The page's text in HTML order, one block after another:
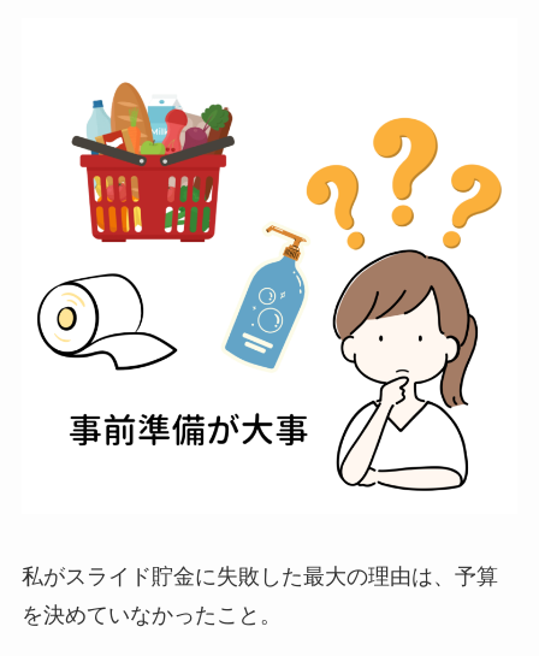
私がスライド貯金に失敗した最大の理由は、予算
を決めていなかったこと。